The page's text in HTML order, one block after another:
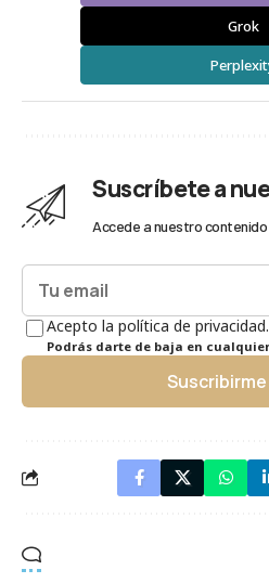
Grok
Suscríbete a
Accede a nuestro
Acepto la política de privacidad.
Podrás darte de baja en